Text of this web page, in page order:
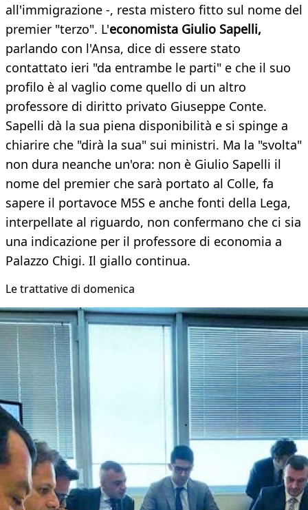
all'immigrazione -, resta mistero fitto sul nome del
premier "terzo". L'economista Giulio Sapelli,
parlando con l'Ansa, dice di essere stato
contattato ieri "da entrambe le parti" e che il suo
profilo è al vaglio come quello di un altro
professore di diritto privato Giuseppe Conte.
Sapelli dà la sua piena disponibilità e si spinge a
chiarire che "dirà la sua" sui ministri. Ma la "svolta"
non dura neanche un'ora: non è Giulio Sapelli il
nome del premier che sarà portato al Colle, fa
sapere il portavoce M5S e anche fonti della Lega,
interpellate al riguardo, non confermano che ci sia
una indicazione per il professore di economia a
Palazzo Chigi. Il giallo continua.
Le trattative di domenica